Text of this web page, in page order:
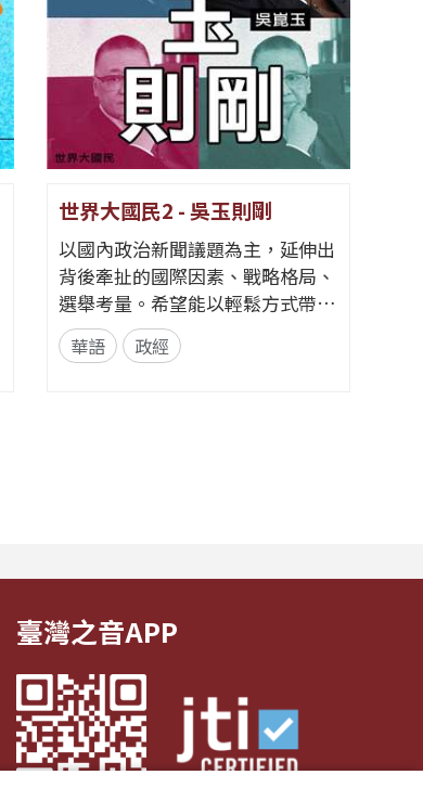
世界大國民2 - 吳玉則剛
以國內政治新聞議題為主，延伸出
背後牽扯的國際因素、戰略格局、
選舉考量。希望能以輕鬆方式帶入
政治解析，同時增進相關知識。
📌臉書粉絲專頁👉央廣華語節目
華語 政經
臺灣之音APP